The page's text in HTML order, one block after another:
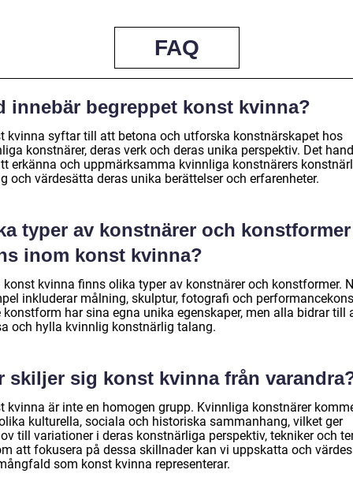
FAQ
innebär begreppet konst kvinna?
kvinna syftar till att betona och utforska konstnärskapet hos
konstnärer, deras verk och deras unika perspektiv. Det
erkänna och uppmärksamma kvinnliga konstnärers
och värdesätta deras unika berättelser och erfarenheter.
typer av konstnärer och konstformer
inom konst kvinna?
konst kvinna finns olika typer av konstnärer och konstformer.
inkluderar målning, skulptur, fotografi och
konstform har sina egna unika egenskaper, men alla bidrar till
och hylla kvinnlig konstnärlig talang.
skiljer sig konst kvinna från
kvinna är inte en homogen grupp. Kvinnliga konstnärer
kulturella, sociala och historiska sammanhang, vilket ger
till variationer i deras konstnärliga perspektiv, tekniker och
att fokusera på dessa skillnader kan vi uppskatta och
som konst kvinna representerar.